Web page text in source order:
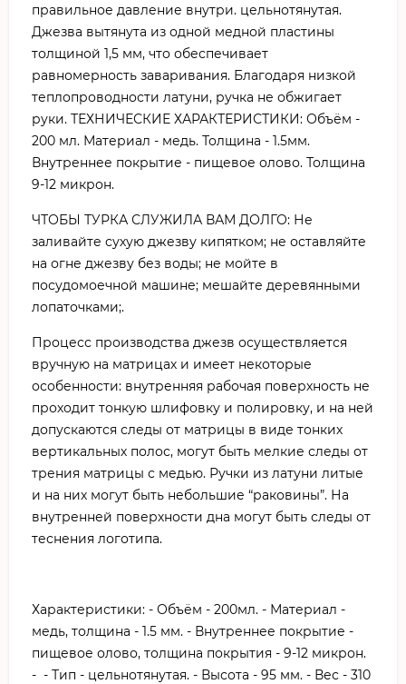
правильное давление внутри. цельнотянутая.
Джезва вытянута из одной медной пластины
толщиной 1,5 мм, что обеспечивает
равномерность заваривания. Благодаря низкой
теплопроводности латуни, ручка не обжигает
руки. ТЕХНИЧЕСКИЕ ХАРАКТЕРИСТИКИ: Объём -
200 мл. Материал - медь. Толщина - 1.5мм.
Внутреннее покрытие - пищевое олово. Толщина
9-12 микрон.
ЧТОБЫ ТУРКА СЛУЖИЛА ВАМ ДОЛГО: Не
заливайте сухую джезву кипятком; не оставляйте
на огне джезву без воды; не мойте в
посудомоечной машине; мешайте деревянными
лопаточками;.
Процесс производства джезв осуществляется
вручную на матрицах и имеет некоторые
особенности: внутренняя рабочая поверхность не
проходит тонкую шлифовку и полировку, и на ней
допускаются следы от матрицы в виде тонких
вертикальных полос, могут быть мелкие следы от
трения матрицы с медью. Ручки из латуни литые
и на них могут быть небольшие “раковины”. На
внутренней поверхности дна могут быть следы от
теснения логотипа.
Характеристики: - Объём - 200мл. - Материал -
медь, толщина - 1.5 мм. - Внутреннее покрытие -
пищевое олово, толщина покрытия - 9-12 микрон.
- - Тип - цельнотянутая. - Высота - 95 мм. - Вес - 310